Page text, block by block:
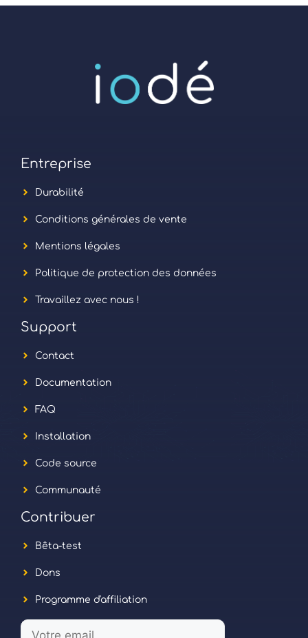
Entreprise
Durabilité
Conditions générales de vente
Mentions légales
Politique de protection des données
Travaillez avec nous !
Support
Contact
Documentation
FAQ
Installation
Code source
Communauté
Contribuer
Bêta-test
Dons
Programme d'affiliation